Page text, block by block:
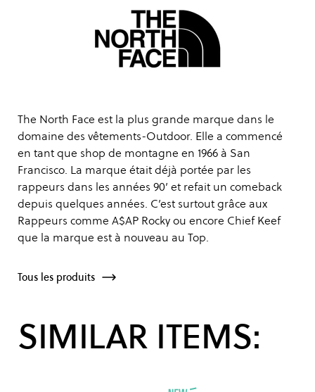
The North Face est la plus grande marque dans le
domaine des vêtements-Outdoor. Elle a commencé
en tant que shop de montagne en 1966 à San
Francisco. La marque était déjà portée par les
rappeurs dans les années 90’ et refait un comeback
depuis quelques années. C’est surtout grâce aux
Rappeurs comme A$AP Rocky ou encore Chief Keef
que la marque est à nouveau au Top.
Tous les produits
SIMILAR ITEMS: